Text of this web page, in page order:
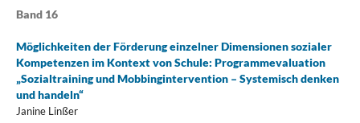
Band 16
Möglichkeiten der Förderung einzelner Dimensionen sozialer
Kompetenzen im Kontext von Schule: Programmevaluation
„Sozialtraining und Mobbingintervention – Systemisch denken
und handeln“
Janine Linßer